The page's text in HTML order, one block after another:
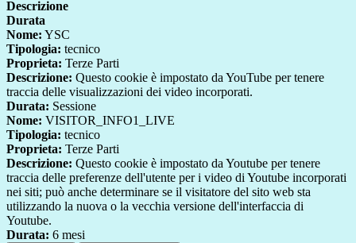
Descrizione
Durata
Nome: YSC
Tipologia: tecnico
Proprieta: Terze Parti
Descrizione: Questo cookie è impostato da YouTube per tenere
traccia delle visualizzazioni dei video incorporati.
Durata: Sessione
Nome: VISITOR_INFO1_LIVE
Tipologia: tecnico
Proprieta: Terze Parti
Descrizione: Questo cookie è impostato da Youtube per tenere
traccia delle preferenze dell'utente per i video di Youtube incorporati
nei siti; può anche determinare se il visitatore del sito web sta
utilizzando la nuova o la vecchia versione dell'interfaccia di
Youtube.
Durata: 6 mesi